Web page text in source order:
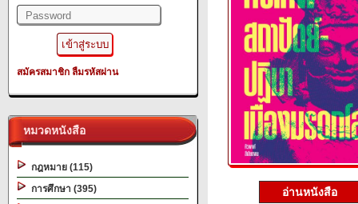
สมัครสมาชิก ลืมรหัสผ่าน
หมวดหนังสือ
กฎหมาย (115)
การศึกษา (395)
อ่านหนังสือ